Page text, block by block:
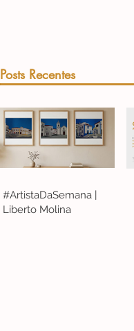
Posts Recentes
#ArtistaDaSemana |
Liberto Molina